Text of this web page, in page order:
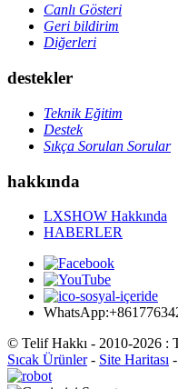
Canlı Gösteri
Geri bildirim
Diğerleri
destekler
Teknik Eğitim
Destek
Sıkça Sorulan Sorular
hakkında
LXSHOW Hakkında
HABERLER
© Telif Hakkı - 2010-2026 :
Sıcak Ürünler- Site Haritası -